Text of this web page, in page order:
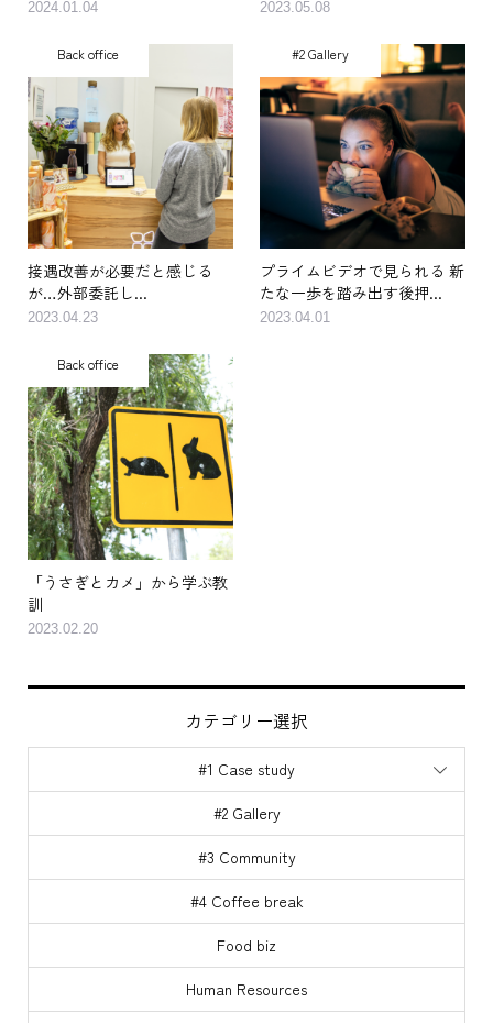
2024.01.04 2023.05.08
Back office
接遇改善が必要だと感じる
が…外部委託し...
2023.04.23
#2 Gallery
プライムビデオで見られる 新
たな一歩を踏み出す後押...
2023.04.01
Back office
「うさぎとカメ」から学ぶ教
訓
2023.02.20
カテゴリー選択
#1 Case study
#2 Gallery
#3 Community
#4 Coffee break
Food biz
Human Resources